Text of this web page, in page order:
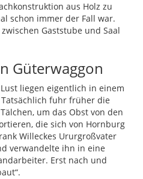
aus Holz zu
schon immer der Fall war.
Gaststube und Saal
Güterwaggon
liegen eigentlich in einem
fuhr früher die
um das Obst von den
die sich von Hornburg
Willeckes Ururgroßvater
verwandelte ihn in eine
Erst nach und